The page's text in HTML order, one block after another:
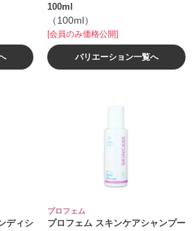
100ml
（100ml）
[会員のみ価格公開]
バリエーション一覧へ
ディシ
プロフェム
プロフェム スキンケアシャンプー